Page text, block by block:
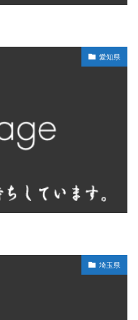
愛知県
埼玉県